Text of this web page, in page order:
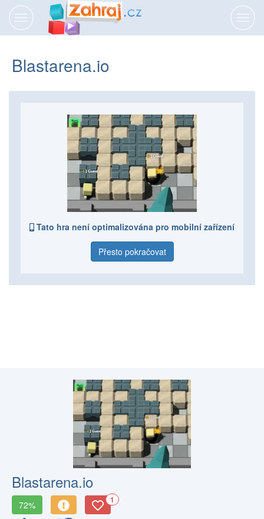
Blastarena.io
Tato hra není optimalizována pro mobilní zařízení
Přesto pokračovat
Blastarena.io
72% 1